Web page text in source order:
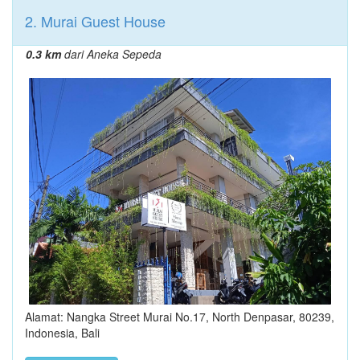
2. Murai Guest House
0.3 kmdari Aneka Sepeda
Alamat: Nangka Street Murai No.17, North Denpasar, 80239,
Indonesia, Bali